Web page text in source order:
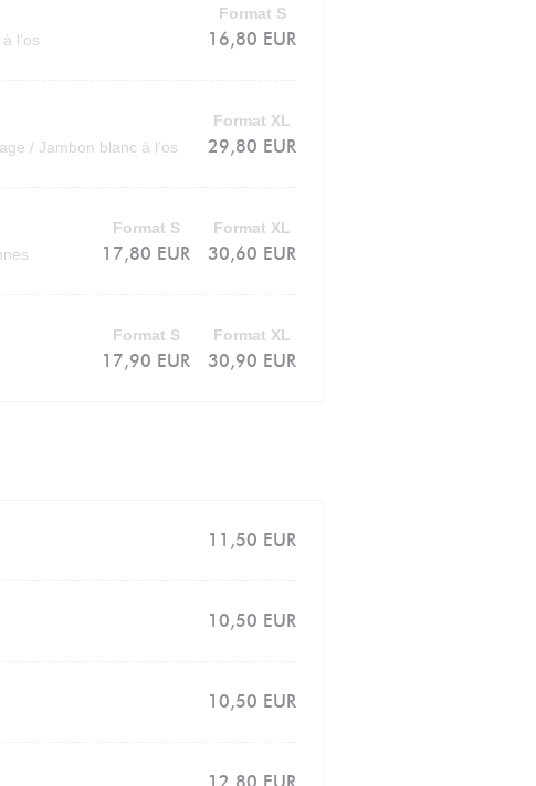
l’os 16,80 EUR
Format S
/ Jambon blanc à l’os 29,80 EUR
Format XL
17,80 EUR
Format S
30,60 EUR
Format XL
17,90 EUR
Format S
30,90 EUR
Format XL
11,50 EUR
10,50 EUR
10,50 EUR